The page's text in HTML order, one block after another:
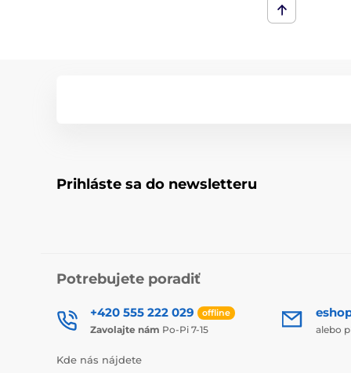
Prihláste sa do newsletteru
Potrebujete poradiť
+420 555 222 029 offline
Zavolajte nám Po-Pi 7-15 alebo
Kde nás nájdete